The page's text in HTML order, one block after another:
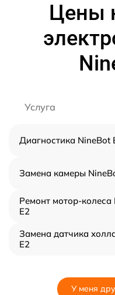
Цены
Услуга
Диагностика NineBot
Замена камеры
Ремонт мотор-колеса
E2
Замена датчика
E2
У меня